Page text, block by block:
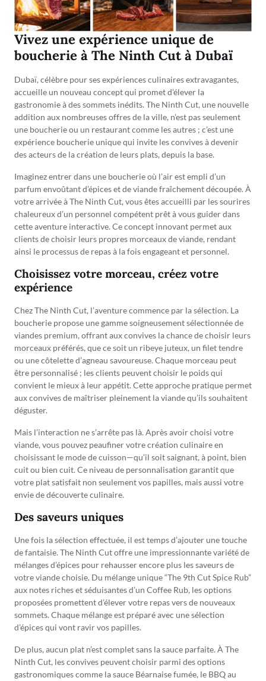
Vivez une expérience unique de
boucherie à The Ninth Cut à Dubaï
Dubaï, célèbre pour ses expériences culinaires extravagantes,
accueille un nouveau concept qui promet d’élever la
gastronomie à des sommets inédits. The Ninth Cut, une nouvelle
addition aux nombreuses offres de la ville, n’est pas seulement
une boucherie ou un restaurant comme les autres ; c’est une
expérience boucherie unique qui invite les convives à devenir
des acteurs de la création de leurs plats, depuis la base.
Imaginez entrer dans une boucherie où l’air est empli d’un
parfum envoûtant d’épices et de viande fraîchement découpée. À
votre arrivée à The Ninth Cut, vous êtes accueilli par les sourires
chaleureux d’un personnel compétent prêt à vous guider dans
cette aventure interactive. Ce concept innovant permet aux
clients de choisir leurs propres morceaux de viande, rendant
ainsi le processus de repas à la fois engageant et personnel.
Choisissez votre morceau, créez votre
expérience
Chez The Ninth Cut, l’aventure commence par la sélection. La
boucherie propose une gamme soigneusement sélectionnée de
viandes premium, offrant aux convives la chance de choisir leurs
morceaux préférés, que ce soit un ribeye juteux, un filet tendre
ou une côtelette d’agneau savoureuse. Chaque morceau peut
être personnalisé ; les clients peuvent choisir le poids qui
convient le mieux à leur appétit. Cette approche pratique permet
aux convives de maîtriser pleinement la viande qu’ils souhaitent
déguster.
Mais l’interaction ne s’arrête pas là. Après avoir choisi votre
viande, vous pouvez peaufiner votre création culinaire en
choisissant le mode de cuisson—qu’il soit saignant, à point, bien
cuit ou bien cuit. Ce niveau de personnalisation garantit que
votre plat satisfait non seulement vos papilles, mais aussi votre
envie de découverte culinaire.
Des saveurs uniques
Une fois la sélection effectuée, il est temps d’ajouter une touche
de fantaisie. The Ninth Cut offre une impressionnante variété de
mélanges d’épices pour rehausser encore plus les saveurs de
votre viande choisie. Du mélange unique “The 9th Cut Spice Rub”
aux notes riches et séduisantes d’un Coffee Rub, les options
proposées promettent d’élever votre repas vers de nouveaux
sommets. Chaque mélange est préparé avec une sélection
d’épices qui vont ravir vos papilles.
De plus, aucun plat n’est complet sans la sauce parfaite. À The
Ninth Cut, les convives peuvent choisir parmi des options
gastronomiques comme la sauce Béarnaise fumée, le BBQ au